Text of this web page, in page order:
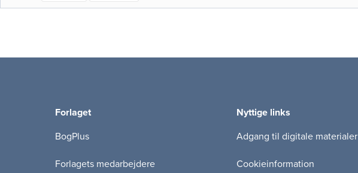
Forlaget
BogPlus
Forlagets medarbejdere
Nyttige links
Adgang til digitale materialer
Cookieinformation